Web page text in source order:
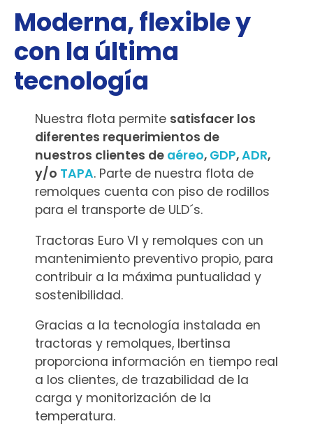
Moderna, flexible y
con la última
tecnología
Nuestra flota permite satisfacer los
diferentes requerimientos de
nuestros clientes de aéreo, GDP,ADR,
y/o TAPA. Parte de nuestra flota de
remolques cuenta con piso de rodillos
para el transporte de ULD´s.
Tractoras Euro VI y remolques con un
mantenimiento preventivo propio, para
contribuir a la máxima puntualidad y
sostenibilidad.
Gracias a la tecnología instalada en
tractoras y remolques, Ibertinsa
proporciona información en tiempo real
a los clientes, de trazabilidad de la
carga y monitorización de la
temperatura.